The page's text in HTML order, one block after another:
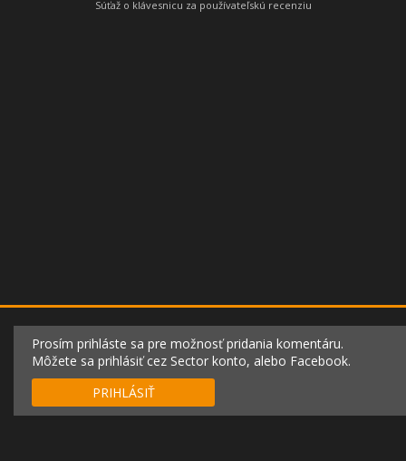
Súťaž o klávesnicu za používateľskú recenziu
Prosím prihláste sa pre možnosť pridania komentáru.
Môžete sa prihlásiť cez Sector konto, alebo Facebook.
PRIHLÁSIŤ